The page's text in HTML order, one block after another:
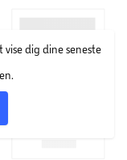
ledsager til
vise dig dine seneste